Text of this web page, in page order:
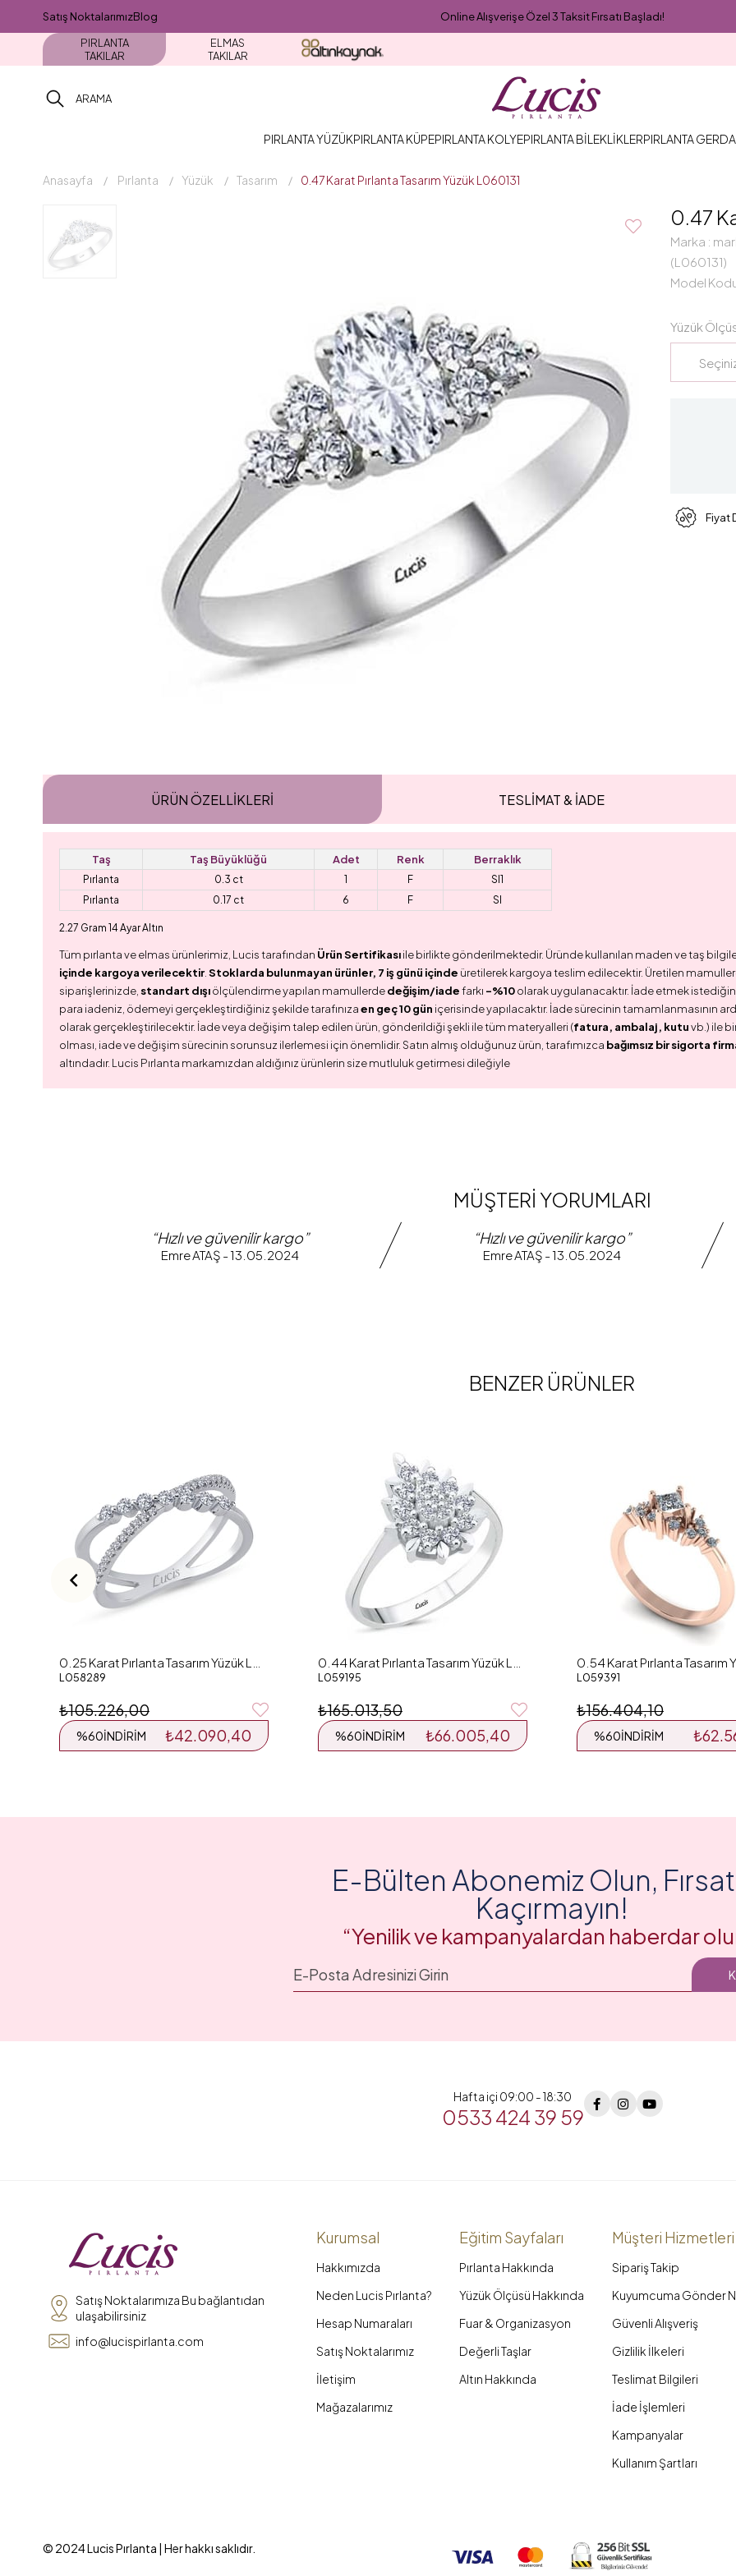
Satış NoktalarımızBlog
Online Alışverişe Özel 3 Taksit Fırsatı Başladı!
PIRLANTA
TAKILAR
ELMAS
TAKILAR
PIRLANTA YÜZÜKPIRLANTA KÜPEPIRLANTA KOLYEPIRLANTA BİLEKLİKLERPIRLANTA
Anasayfa Pırlanta Yüzük Tasarım 0.47 Karat Pırlanta Tasarım Yüzük L060131
0.47
Marka :
(L060131)
Model
Yüzük
Fiyat
ÜRÜN ÖZELLIKLERI TESLİMAT & İADE
Taş Taş Büyüklüğü Adet Renk Berraklık
Pırlanta 0.3 ct 1 F
SI1
Pırlanta
0.17 ct 6 F SI
2.27 Gram 14 Ayar Altın
Tüm pırlanta ve elmas ürünlerimiz, Lucis tarafından Ürün Sertifikasıile birlikte gönderilmektedir. Üründe kullanılan maden ve taş
içinde kargoya verilecektir. Stoklarda bulunmayan ürünler, 7 iş günü içinde üretilerek kargoya teslim edilecektir. Üretilen
siparişlerinizde, standart dışıölçülendirme yapılan mamullerdedeğişim/iadefarkı -%10olarak uygulanacaktır. İade etmek
para iadeniz, ödemeyi gerçekleştirdiğiniz şekilde tarafınızaen geç 10 gün içerisinde yapılacaktır. İade sürecinin tamamlanmasının
olarak gerçekleştirilecektir. İade veya değişim talep edilen ürün, gönderildiği şekli ile tüm materyalleri (fatura, ambalaj, kutuvb.) ile
olması, iade ve değişim sürecinin sorunsuz ilerlemesi için önemlidir. Satın almış olduğunuz ürün, tarafımızca bağımsız bir sigorta
altındadır. Lucis Pırlanta markamızdan aldığınız ürünlerin size mutluluk getirmesi dileğiyle
MÜŞTERİ YORUMLARI
“Hızlı ve güvenilir kargo”
Emre ATAŞ - 13.05.2024
“Hızlı ve güvenilir kargo”
Emre ATAŞ - 13.05.2024
BENZER ÜRÜNLER
L058289
₺42.090,40
%60İNDIRIM
₺105.226,00
L059195
₺66.005,40
%60İNDIRIM
₺165.013,50
L059391
%60İNDIRIM
₺156.404,10
E-Bülten Abonemiz Olun,
Kaçırmayın!
“Yenilik ve kampanyalardan haberdar
Hafta içi 09:00 - 18:30
0533 424 39 59
Satış Noktalarımıza Bu bağlantıdan
ulaşabilirsiniz
info@lucispirlanta.com
Kurumsal
Hakkımızda
Neden Lucis Pırlanta?
Hesap Numaraları
Satış Noktalarımız
İletişim
Mağazalarımız
Eğitim Sayfaları
Pırlanta Hakkında
Yüzük Ölçüsü Hakkında
Fuar & Organizasyon
Değerli Taşlar
Altın Hakkında
Müşteri Hizmetleri
Sipariş Takip
Kuyumcuma Gönder
Güvenli Alışveriş
Gizlilik İlkeleri
Teslimat Bilgileri
İade İşlemleri
Kampanyalar
Kullanım Şartları
© 2024 Lucis Pırlanta | Her hakkı saklıdır.